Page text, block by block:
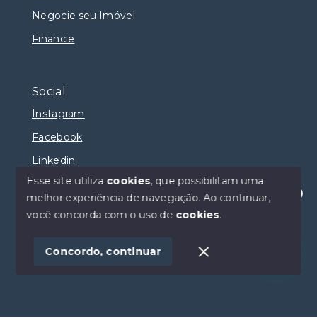
Olá! Estamos disponíveis para te ajudar.
Negocie seu Imóvel
Financie
Social
Instagram
Facebook
Linkedin
© Copyright 2026 - Selma Sumaya Corretora - Todos
SITE PARA IMOBILIARIA
Esse site utiliza cookies, que possibilitam uma
melhor experiência de navegação.Ao continuar,
você concorda com o uso de cookies.
Concordo, continuar